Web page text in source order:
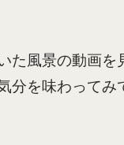
た風景の動画を
分を味わってみ